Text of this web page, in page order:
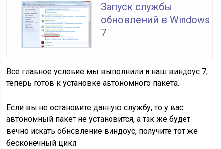
Запуск службы
обновлений в Windows
7
Все главное условие мы выполнили и наш виндоус 7,
теперь готов к установке автономного пакета.
Если вы не остановите данную службу, то у вас
автономный пакет не установится, а так же будет
вечно искать обновление виндоус, получите тот же
бесконечный цикл